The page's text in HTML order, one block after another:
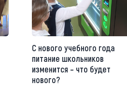
С нового учебного года
питание школьников
изменится – что будет
нового?